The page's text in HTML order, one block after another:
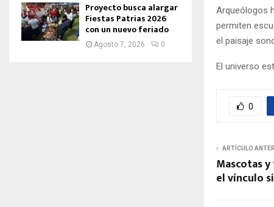
Arqueólogos
permiten
el paisaje
El universo
0
ARTÍCULO
Mascotas
el vínculo
Proyecto busca alargar
Fiestas Patrias 2026
con un nuevo feriado
Agosto 7, 2026 0